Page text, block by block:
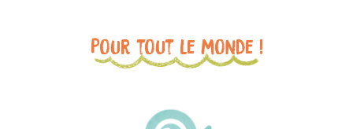
Pour tout le monde !